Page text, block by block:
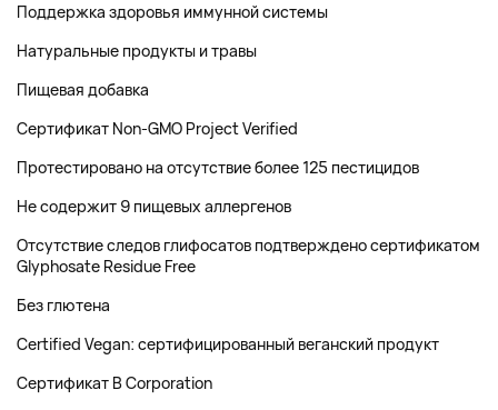
Поддержка здоровья иммунной системы
Натуральные продукты и травы
Пищевая добавка
Сертификат Non-GMO Project Verified
Протестировано на отсутствие более 125 пестицидов
Не содержит 9 пищевых аллергенов
Отсутствие следов глифосатов подтверждено сертификатом
Glyphosate Residue Free
Без глютена
Certified Vegan: сертифицированный веганский продукт
Сертификат B Corporation